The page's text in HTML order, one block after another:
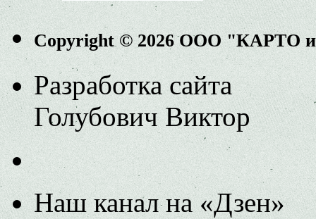
Copyright © 2026 ООО "КАРТО
Разработка сайта
Голубович Виктор
Наш канал на «Дзен»